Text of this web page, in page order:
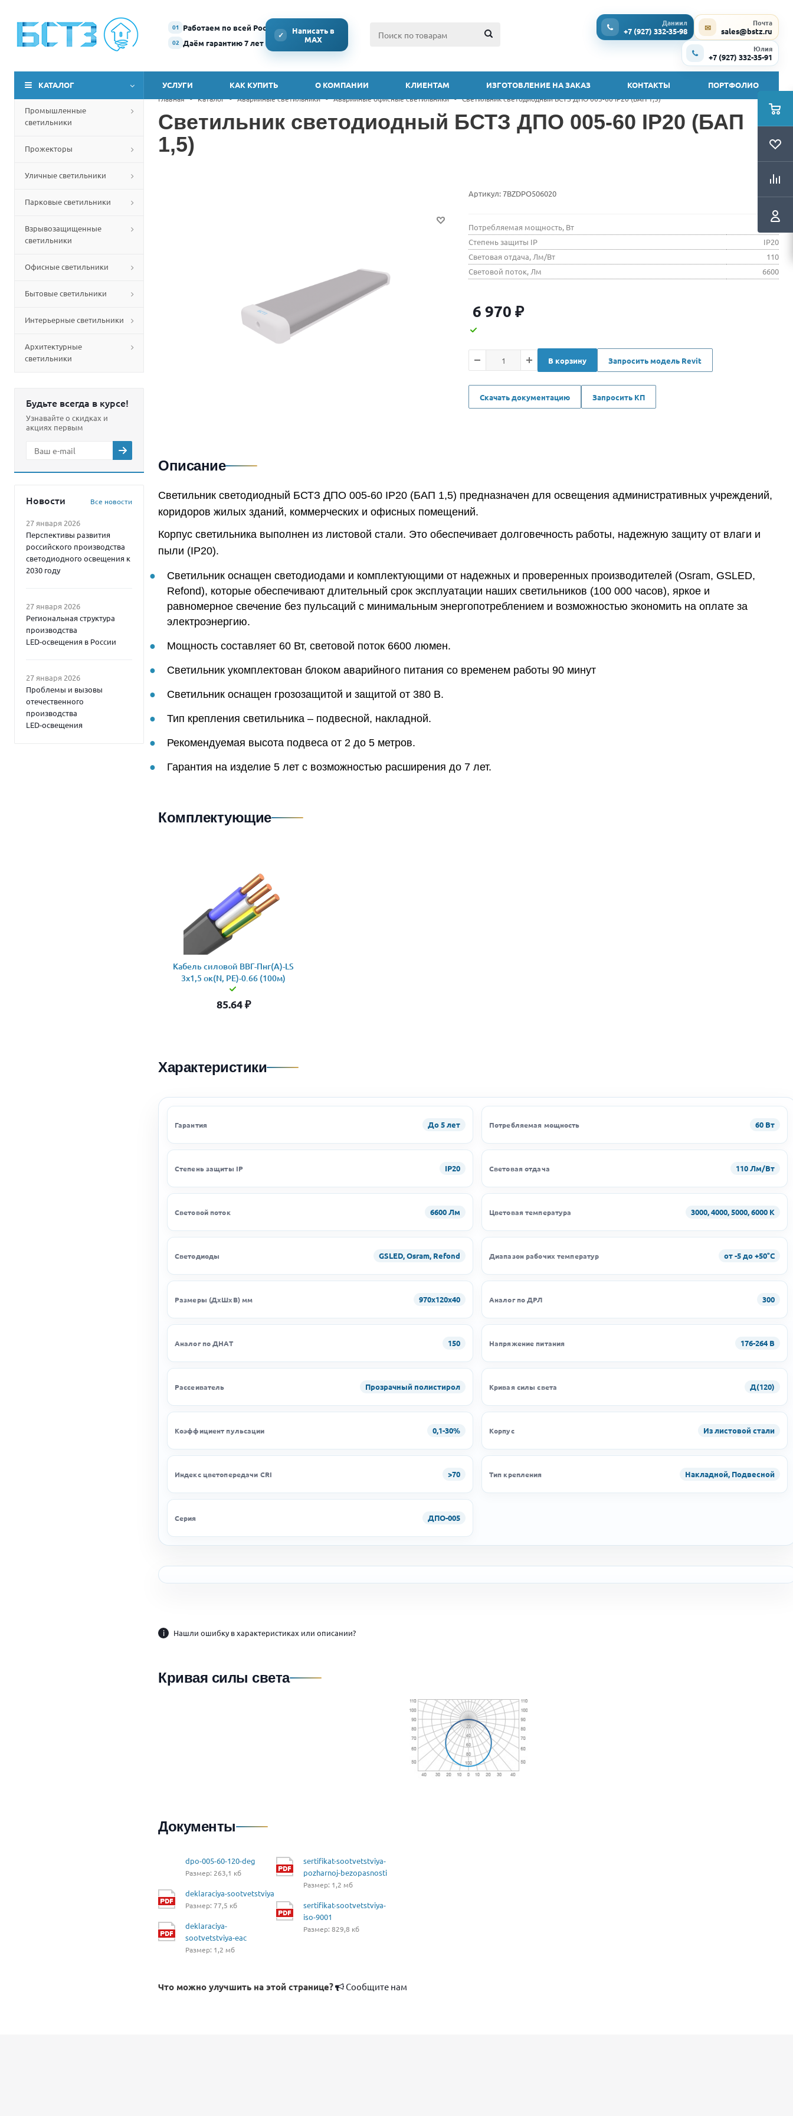
01 Работаем по всей России
02 Даём гарантию 7 лет
✓
Написать в
MAX
Даниил
+7 (927) 332-35-98 ✉ Почта
sales@bstz.ru
Юлия
+7 (927) 332-35-91
КАТАЛОГ УСЛУГИ КАК КУПИТЬ О КОМПАНИИ КЛИЕНТАМ ИЗГОТОВЛЕНИЕ НА ЗАКАЗ КОНТАКТЫ ПОРТФОЛИО
Промышленные
светильники
Прожекторы
Уличные светильники
Парковые светильники
Взрывозащищенные
светильники
Офисные светильники
Бытовые светильники
Интерьерные светильники
Архитектурные
светильники
Будьте всегда в курсе!
Узнавайте о скидках и
акциях первым
Новости Все новости
27 января 2026
Перспективы развития
российского производства
светодиодного освещения к
2030 году
27 января 2026
Региональная структура
производства
LED‑освещения в России
27 января 2026
Проблемы и вызовы
отечественного
производства
LED‑освещения
Главная - Каталог - Аварийные светильники - Аварийные офисные светильники - Светильник светодиодный БСТЗ ДПО 005-60 IP20 (БАП 1,5)
Светильник светодиодный БСТЗ ДПО 005-60 IP20 (БАП
1,5)
Артикул:7BZDPO506020
Потребляемая мощность, Вт
Степень защиты IP
IP20
Световая отдача, Лм/Вт
110
Световой поток, Лм
6600
6 970 ₽
В корзину Запросить модель Revit
Скачать документацию Запросить КП
Описание
Светильник светодиодный БСТЗ ДПО 005-60 IP20 (БАП 1,5) предназначен для освещения административных учреждений,
коридоров жилых зданий, коммерческих и офисных помещений.
Корпус светильника выполнен из листовой стали. Это обеспечивает долговечность работы, надежную защиту от влаги и
пыли (IP20).
Светильник оснащен светодиодами и комплектующими от надежных и проверенных производителей (Osram, GSLED,
Refond), которые обеспечивают длительный срок эксплуатации наших светильников (100 000 часов), яркое и
равномерное свечение без пульсаций с минимальным энергопотреблением и возможностью экономить на оплате за
электроэнергию.
Мощность составляет 60 Вт, световой поток 6600 люмен.
Светильник укомплектован блоком аварийного питания со временем работы 90 минут
Светильник оснащен грозозащитой и защитой от 380 В.
Тип крепления светильника – подвесной, накладной.
Рекомендуемая высота подвеса от 2 до 5 метров.
Гарантия на изделие 5 лет с возможностью расширения до 7 лет.
Комплектующие
Кабель силовой ВВГ-Пнг(А)-LS
3x1,5 ок(N, PE)-0.66 (100м)
85.64₽
Характеристики
Гарантия До 5 лет Потребляемая мощность 60 Вт
Степень защиты IP IP20 Световая отдача 110 Лм/Вт
Световой поток 6600 Лм Цветовая температура 3000, 4000, 5000, 6000 K
Светодиоды GSLED, Osram, Refond Диапазон рабочих температур от -5 до +50°C
Размеры (ДхШхВ) мм 970х120х40 Аналог по ДРЛ 300
Аналог по ДНАТ 150 Напряжение питания 176-264 В
Рассеиватель Прозрачный полистирол Кривая силы света Д(120)
Коэффициент пульсации 0,1-30% Корпус Из листовой стали
Индекс цветопередачи CRI >70 Тип крепления Накладной, Подвесной
Серия ДПО-005
i Нашли ошибку в характеристиках или описании?
Кривая силы света
Документы
dpo-005-60-120-deg
Размер: 263,1 кб
deklaraciya-sootvetstviya
Размер: 77,5 кб
deklaraciya-
sootvetstviya-eac
Размер: 1,2 мб
sertifikat-sootvetstviya-
pozharnoj-bezopasnosti
Размер: 1,2 мб
sertifikat-sootvetstviya-
iso-9001
Размер: 829,8 кб
Что можно улучшить на этой странице? Сообщите нам